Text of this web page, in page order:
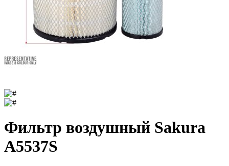
Фильтр воздушный Sakura
A5537S